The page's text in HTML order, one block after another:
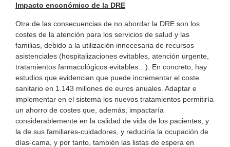
Impacto enconómico de la DRE
Otra de las consecuencias de no abordar la DRE son los
costes de la atención para los servicios de salud y las
familias, debido a la utilización innecesaria de recursos
asistenciales (hospitalizaciones evitables, atención urgente,
tratamientos farmacológicos evitables…). En concreto, hay
estudios que evidencian que puede incrementar el coste
sanitario en 1.143 millones de euros anuales. Adaptar e
implementar en el sistema los nuevos tratamientos permitiría
un ahorro de costes que, además, impactaría
considerablemente en la calidad de vida de los pacientes, y
la de sus familiares-cuidadores, y reduciría la ocupación de
días-cama, y por tanto, también las listas de espera en